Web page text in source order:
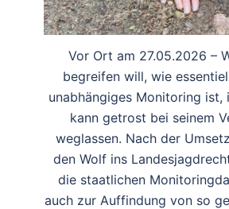
Vor Ort am 27.05.2026 –
begreifen will, wie
unabhängiges Monitoring
kann getrost bei seinem
weglassen. Nach der
den Wolf ins
die staatlichen
auch zur Auffindung von so